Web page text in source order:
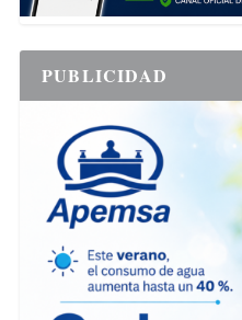
PUBLICIDAD